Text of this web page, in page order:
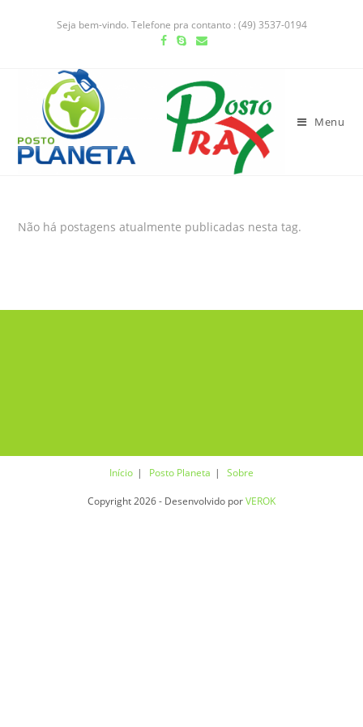
Seja bem-vindo. Telefone pra contanto : (49) 3537-0194
Menu
Não há postagens atualmente publicadas nesta tag.
Início Posto Planeta Sobre
Copyright 2026 - Desenvolvido porVEROK